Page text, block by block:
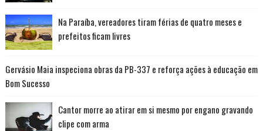
Na Paraíba, vereadores tiram férias de quatro meses e
prefeitos ficam livres
Gervásio Maia inspeciona obras da PB-337 e reforça ações à educação em
Bom Sucesso
Cantor morre ao atirar em si mesmo por engano gravando
clipe com arma